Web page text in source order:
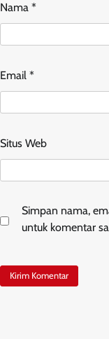
Nama *
Email *
Situs Web
Simpan nama,
untuk komentar